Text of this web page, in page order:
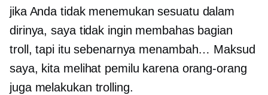
jika Anda tidak menemukan sesuatu dalam
dirinya, saya tidak ingin membahas bagian
troll, tapi itu sebenarnya menambah… Maksud
saya, kita melihat pemilu karena orang-orang
juga melakukan trolling.